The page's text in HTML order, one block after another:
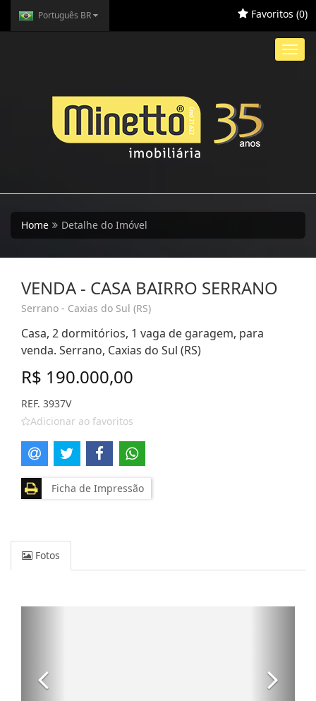
Português BR Favoritos (0)
Home Detalhe do Imóvel
VENDA - CASA BAIRRO SERRANO
Serrano - Caxias do Sul (RS)
Casa, 2 dormitórios, 1 vaga de garagem, para
venda. Serrano, Caxias do Sul (RS)
R$ 190.000,00
REF. 3937V
Adicionar ao favoritos
Ficha de Impressão
Fotos